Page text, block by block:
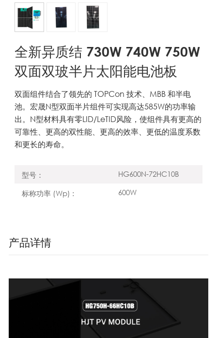
全新异质结 730W 740W 750W
双面双玻半片太阳能电池板
双面组件结合了领先的 TOPCon 技术、MBB 和半电
池。宏晟N型双面半片组件可实现高达585W的功率输
出。N型材料具有零LID/LeTID风险，使组件具有更高的
可靠性、更高的双性能、更高的效率、更低的温度系数
和更长的寿命。
型号：
HG600N-72HC10B
标称功率 (Wp) :
600W
产品详情